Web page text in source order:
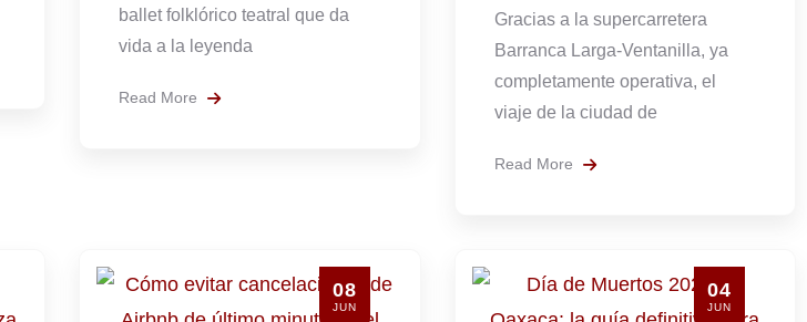
ballet folklórico teatral que da
vida a la leyenda
Read More
Gracias a la supercarretera
Barranca Larga-Ventanilla, ya
completamente operativa, el
viaje de la ciudad de
Read More
08
JUN
04
JUN